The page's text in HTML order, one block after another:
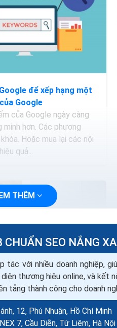
để xếp hạng một
Google
của Google ngày càng
hơn. Các phương
Hoặc mua lại các nội
quả...
quả phương pháp SEO
THÊM
CHUẨN SEO NẮNG
tác với nhiều doanh nghiệp,
thương hiệu online, và kết
tảng thành công cho doanh
12, Phú Nhuận, Hồ Chí Minh
7, Cầu Diễn, Từ Liêm, Hà Nội